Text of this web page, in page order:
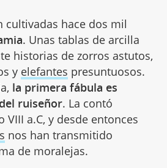
cultivadas hace dos mil
. Unas tablas de arcilla
historias de zorros astutos,
y elefantes presuntuosos.
la primera fábula es
ruiseñor. La contó
VIII a.C, y desde entonces
nos han transmitido
de moralejas.